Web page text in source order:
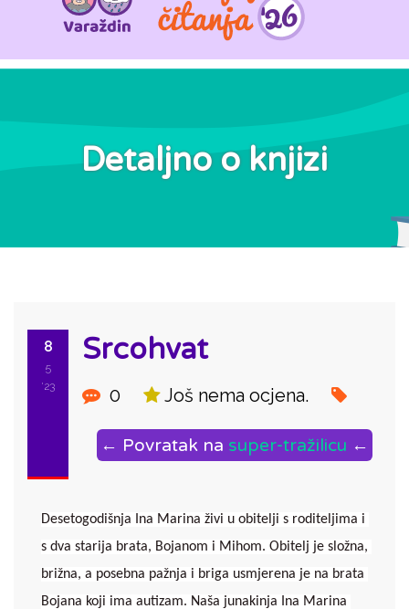
Detaljno o knjizi
8
5
'23
Srcohvat
0 Još nema ocjena.
← Povratak na super-tražilicu ←
Desetogodišnja Ina Marina živi u obitelji s roditeljima i
s dva starija brata, Bojanom i Mihom. Obitelj je složna,
brižna, a posebna pažnja i briga usmjerena je na brata
Bojana koji ima autizam. Naša junakinja Ina Marina